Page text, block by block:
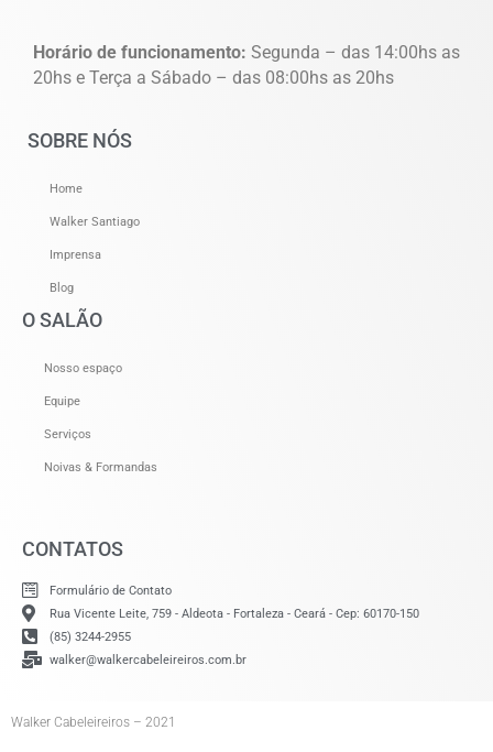
Horário de funcionamento: Segunda – das 14:00hs as
20hs e Terça a Sábado – das 08:00hs as 20hs
SOBRE NÓS
Home
Walker Santiago
Imprensa
Blog
O SALÃO
Nosso espaço
Equipe
Serviços
Noivas & Formandas
CONTATOS
Formulário de Contato
Rua Vicente Leite, 759 - Aldeota - Fortaleza - Ceará - Cep: 60170-150
(85) 3244-2955
walker@walkercabeleireiros.com.br
Walker Cabeleireiros – 2021